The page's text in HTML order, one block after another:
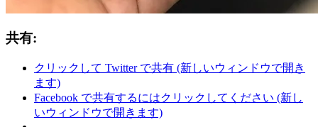
共有:
クリックして Twitter で共有 (新しいウィンドウで開き
ます)
Facebook で共有するにはクリックしてください (新し
いウィンドウで開きます)